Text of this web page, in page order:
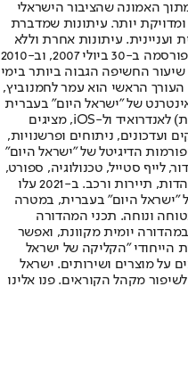
האמונה שהציבור הישראלי
ומדויקת יותר. עיתונות שמדברת
ועניינית. עיתונות אחרת וללא
תשלום. המהדורה המודפסת הראשונה פורסמה ב-30 ביולי 2007, וב-2010
החשיפה הגבוה ביותר בימי
העורך הראשי הוא עמר לחמנוביץ,
של "ישראל היום" בעברית
ובאנגלית, כמו כן היישומונים (אפליקציות) לאנדרואיד ול-iOS, מציגים
ועדכונים, ניתוחים ופרשנויות,
הדיגיטל של "ישראל היום"
לייף סטייל, טכנולוגיה, ספורט,
כלכלה וצרכנות, בריאות, חיילים, אוכל, יהדות, תיירות ורכב. ב-2021 עלו
"ישראל היום" בעברית, במטרה
ונוחה. תכני המהדורה
יומית מקוונת, ואפשר
הייחודי "הקליקה של ישראל
על מוצרים ושירותים. ישראל
מקהל הקוראים. פנו אלינו